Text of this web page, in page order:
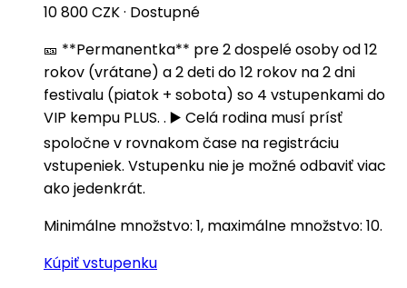
10 800 CZK· Dostupné
🎫 **Permanentka** pre 2 dospelé osoby od 12
rokov (vrátane) a 2 deti do 12 rokov na 2 dni
festivalu (piatok + sobota) so 4 vstupenkami do
VIP kempu PLUS. . ▶️ Celá rodina musí prísť
spoločne v rovnakom čase na registráciu
vstupeniek. Vstupenku nie je možné odbaviť viac
ako jedenkrát.
Minimálne množstvo: 1, maximálne množstvo: 10.
Kúpiť vstupenku